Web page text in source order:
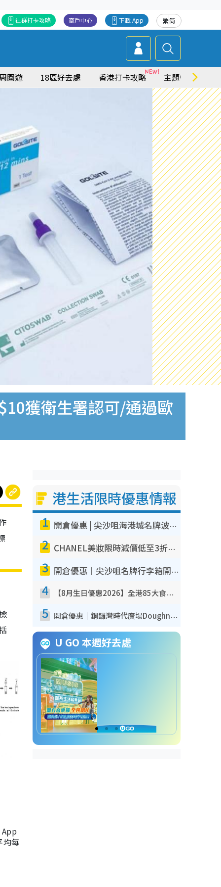
繁简
下載 App
商戶中心
社群打卡攻略
圍遊 18區好去處 香港打卡攻略 主題特集
獲衛生署認可/通過歐
均每
港生活限時優惠情報
1 開倉優惠 | 尖沙咀海港城名牌波鞋開倉低至1折！On鞋$899起／Joy&Peace鞋履$98起
2 CHANEL美妝限時減價低至3折！人氣粉底/唇膏/精華液低至$275！COCO香水都有平
3 開倉優惠｜尖沙咀名牌行李箱開倉低至4折！一連5日 American Tourister/ace./Hallmark $200起！
4 【8月生日優惠2026】全港85大食買玩著數攻略 自助餐/火鍋放題同行免費＋誠品/DONKI送現金券
5 開倉優惠｜銅鑼灣時代廣場Doughnut/Campo Marzio開倉低至1折！背囊、書包、手袋劈價$200起
U GO 本週好去處